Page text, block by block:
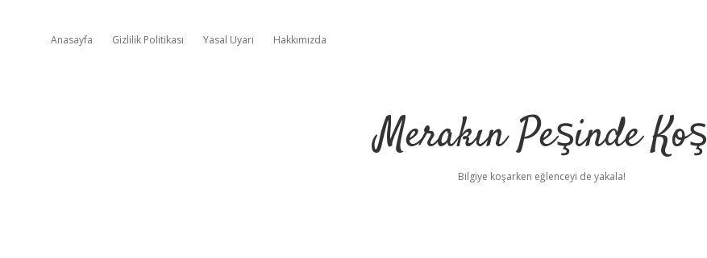
Anasayfa Gizlilik Politikası Yasal Uyarı Hakkımızda
Merakın Peşinde Koş
Bilgiye koşarken eğlenceyi de yakala!